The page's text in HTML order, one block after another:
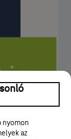
nyomon
az